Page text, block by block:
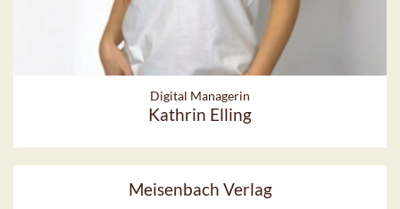
Digital Managerin
Kathrin Elling
Meisenbach Verlag